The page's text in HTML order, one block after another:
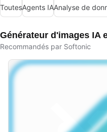
ToutesAgents IAAnalyse de
Générateur d'images IA
Recommandés par Softonic